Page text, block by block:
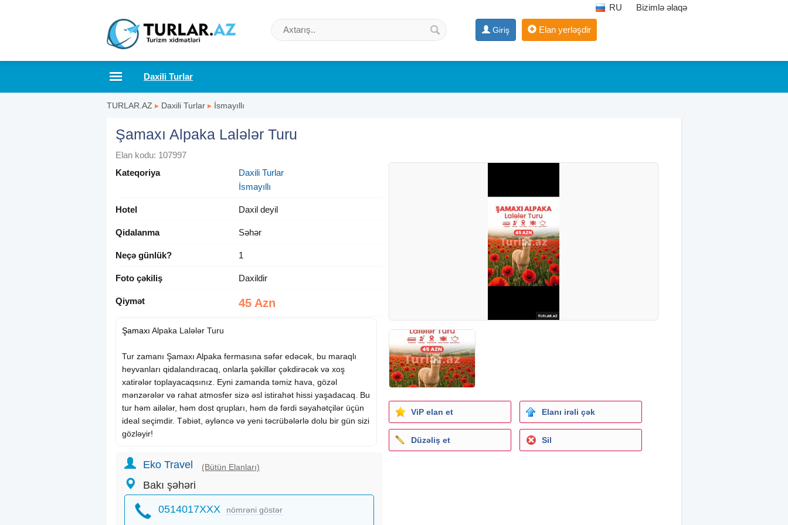
RU Bizimlə əlaqə
Giriş Elan yerləşdir
Daxili Turlar
TURLAR.AZ ▸ Daxili Turlar ▸ İsmayıllı
Şamaxı Alpaka Lalələr Turu
Elan kodu: 107997
Kateqoriya
Daxili Turlar
İsmayıllı
Hotel Daxil deyil
Qidalanma Səhər
Neçə günlük? 1
Foto çəkiliş Daxildir
Qiymət 45 Azn
Şamaxı Alpaka Lalələr Turu
Tur zamanı Şamaxı Alpaka fermasına səfər edəcək, bu maraqlı
heyvanları qidalandıracaq, onlarla şəkillər çəkdirəcək və xoş
xatirələr toplayacaqsınız. Eyni zamanda təmiz hava, gözəl
mənzərələr və rahat atmosfer sizə əsl istirahət hissi yaşadacaq. Bu
tur həm ailələr, həm dost qrupları, həm də fərdi səyahətçilər üçün
ideal seçimdir. Təbiət, əyləncə və yeni təcrübələrlə dolu bir gün sizi
gözləyir!
Tarix: 9, 10, 11, 16, 17, 23, 24, 30, 31 May
Qiymət:
Uşaqlar üçün: 45₼
Böyüklər üçün: 55₼
Eko Travel (Bütün Elanları)
Bakı şəhəri
0514017XXX nömrəni göstər
ViP elan et Elanı irəli çək
Düzəliş et Sil